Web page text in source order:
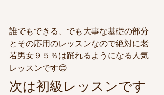
誰でもできる、でも大事な基礎の部分
とその応用のレッスンなので絶対に老
若男女９５％は踊れるようになる人気
レッスンです😊
次は初級レッスンです